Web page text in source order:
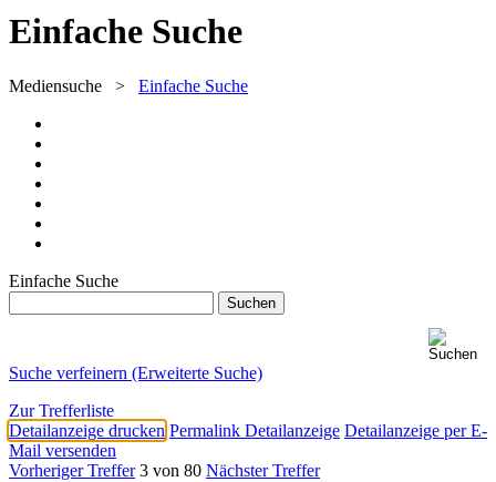
Einfache Suche
Mediensuche > Einfache Suche
Einfache Suche
Suche verfeinern (Erweiterte Suche)
Zur Trefferliste
Detailanzeige drucken Permalink Detailanzeige Detailanzeige per E-
Mail versenden
Vorheriger Treffer 3 von 80 Nächster Treffer